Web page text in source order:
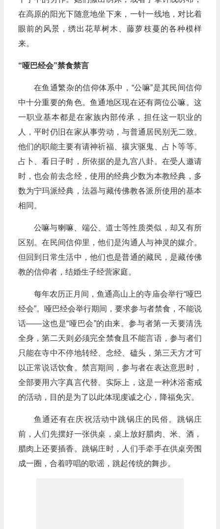
在高原的阳光下随意地坐下来，一针一线地，对比着
眼前的风景，绣出花草树木、藤萝枝蔓的各种模样
来。
“哑巴经会”禁食禁言
在鱼通繁杂的信仰体系中，“公嘛”是其民间信仰
中十分重要的角色。鱼通地区现在还有两位公嘛。这
一职业基本都是在家族内部传承，担任这一职业的
人，平时仍旧在家从事劳动，与普通居民别无二致。
他们的职能主要有请神祈福、禳灾驱鬼、占卜等等。
占卜、看日子时，所依据的是九宫八卦。在受人邀请
时，也会前去念经，使用的经典少数为本教经典，多
数为宁玛派经典，法器与藏传佛教各派所使用的基本
相同。
公嘛与喇嘛、端公、道士等性质类似，却又有所
区别。在民间信仰里，他们是沟通人与神灵的媒介。
但回到日常生活中，他们也是普通的藏民，是藏传佛
教的信仰者，结婚生子经营家庭。
每年农历正月间，鱼通高山上的寺庙会举行“哑巴
经会”。哑巴经会举行期间，要求参与者禁食，不能说
话——这也是“哑巴会”的由来。参与者第一天要清洗
全身，第二天则必须完全禁食且不能言语，参与者们
只能在寺中不停地转经、念经、磕头，第三天方才可
以正常说话饮食。禁言期间，参与者在表达意思时，
全部要用六字真言代替。实际上，这是一种沐浴斋戒
的活动，目的是为了以此体现虔诚之心，降福免灾。
鱼通还有在庆祝活动中跳锅庄的民俗。跳锅庄
前，人们先摆好一张供桌，桌上放好腊肉、米、酒，
腊肉上还要插香。跳锅庄时，人们手牵手在供桌旁围
成一圈，合着哼唱的歌谣，跳起传统的舞步。